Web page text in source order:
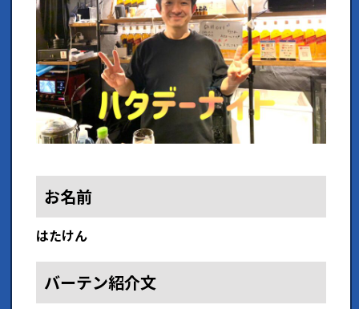
お名前
はたけん
バーテン紹介文